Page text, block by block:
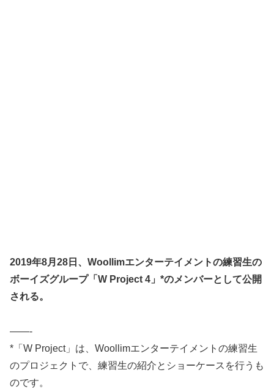
2019年8月28日、Woollimエンターテイメントの練習生の
ボーイズグループ「W Project 4」*のメンバーとして公開
される。
——-
*「W Project」は、Woollimエンターテイメントの練習生
のプロジェクトで、練習生の紹介とショーケースを行うも
のです。